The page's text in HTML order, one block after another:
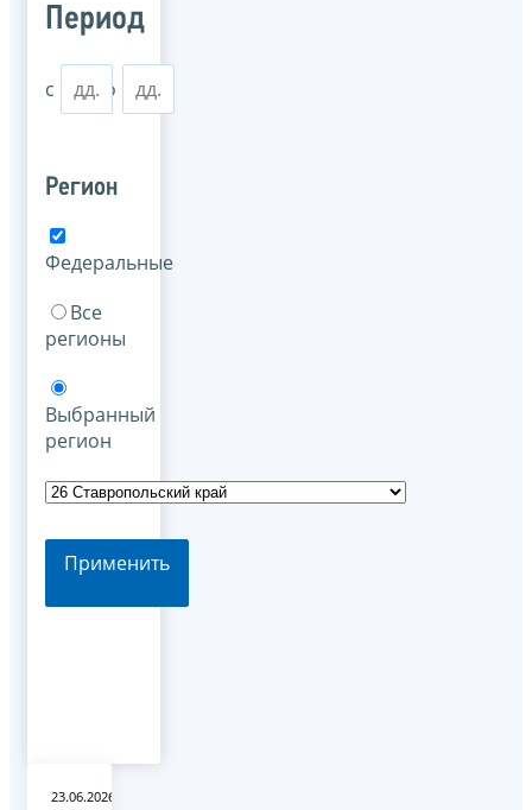
Период
с по
Регион
Федеральные
Все
регионы
Выбранный
регион
Применить
23.06.2026